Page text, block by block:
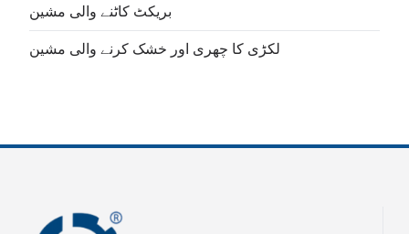
بریکٹ کاٹنے والی مشین
لکڑی کا چھری اور خشک کرنے والی مشین